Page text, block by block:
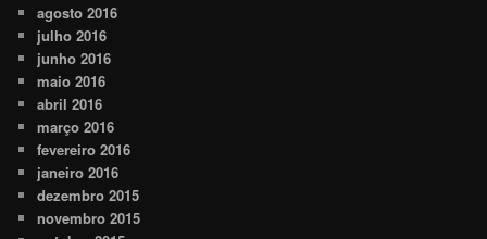
agosto 2016
julho 2016
junho 2016
maio 2016
abril 2016
março 2016
fevereiro 2016
janeiro 2016
dezembro 2015
novembro 2015